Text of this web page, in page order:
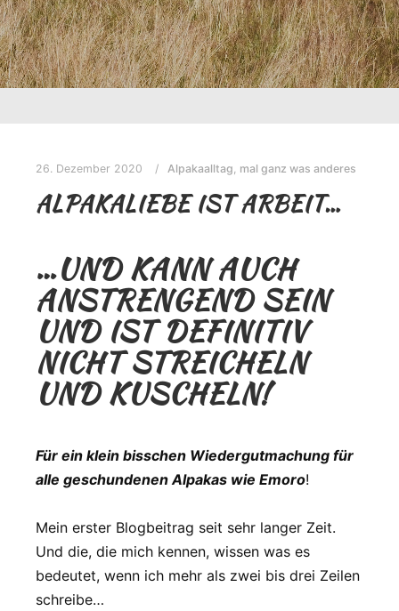
26. Dezember 2020 Alpakaalltag, mal ganz was anderes
ALPAKALIEBE IST ARBEIT…
…UND KANN AUCH
ANSTRENGEND SEIN
UND IST DEFINITIV
NICHT STREICHELN
UND KUSCHELN!
Für ein klein bisschen Wiedergutmachung für
alle geschundenen Alpakas wie Emoro!
Mein erster Blogbeitrag seit sehr langer Zeit.
Und die, die mich kennen, wissen was es
bedeutet, wenn ich mehr als zwei bis drei Zeilen
schreibe…